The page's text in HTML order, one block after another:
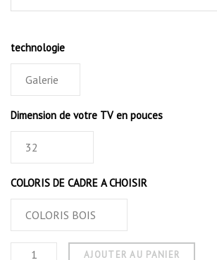
technologie
Dimension de votre TV en pouces
COLORIS DE CADRE A CHOISIR
AJOUTER AU PANIER